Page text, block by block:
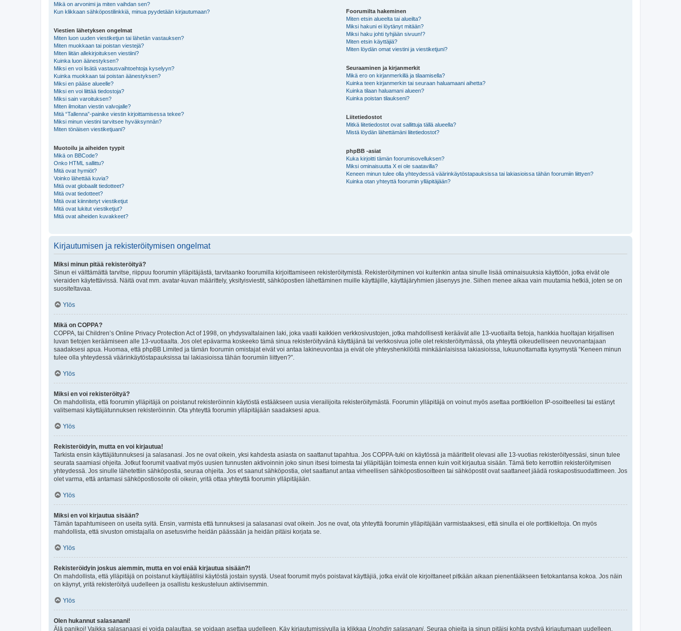
Mikä on arvonimi ja miten vaihdan sen?
Kun klikkaan sähköpostilinkkiä, minua pyydetään kirjautumaan?
Viestien lähetyksen ongelmat
Miten luon uuden viestiketjun tai lähetän vastauksen?
Miten muokkaan tai poistan viestejä?
Miten liitän allekirjoituksen viestiini?
Kuinka luon äänestyksen?
Miksi en voi lisätä vastausvaihtoehtoja kyselyyn?
Kuinka muokkaan tai poistan äänestyksen?
Miksi en pääse alueelle?
Miksi en voi liittää tiedostoja?
Miksi sain varoituksen?
Miten ilmoitan viestin valvojalle?
Mitä “Tallenna”-painike viestin kirjoittamisessa tekee?
Miksi minun viestini tarvitsee hyväksynnän?
Miten tönäisen viestiketjuani?
Muotoilu ja aiheiden tyypit
Mikä on BBCode?
Onko HTML sallittu?
Mitä ovat hymiöt?
Voinko lähettää kuvia?
Mitä ovat globaalit tiedotteet?
Mitä ovat tiedotteet?
Mitä ovat kiinnitetyt viestiketjut
Mitä ovat lukitut viestiketjut?
Mitä ovat aiheiden kuvakkeet?
Foorumilta hakeminen
Miten etsin alueelta tai alueilta?
Miksi hakuni ei löytänyt mitään?
Miksi haku johti tyhjään sivuun!?
Miten etsin käyttäjiä?
Miten löydän omat viestini ja viestiketjuni?
Seuraaminen ja kirjanmerkit
Mikä ero on kirjanmerkillä ja tilaamisella?
Kuinka teen kirjanmerkin tai seuraan haluamaani aihetta?
Kuinka tilaan haluamani alueen?
Kuinka poistan tilaukseni?
Liitetiedostot
Mitkä liitetiedostot ovat sallittuja tällä alueella?
Mistä löydän lähettämäni liitetiedostot?
phpBB -asiat
Kuka kirjoitti tämän foorumisovelluksen?
Miksi ominaisuutta X ei ole saatavilla?
Keneen minun tulee olla yhteydessä väärinkäytöstapauksissa tai lakiasioissa tähän foorumiin liittyen?
Kuinka otan yhteyttä foorumin ylläpitäjään?
Kirjautumisen ja rekisteröitymisen ongelmat
Miksi minun pitää rekisteröityä?
Sinun ei välttämättä tarvitse, riippuu foorumin ylläpitäjästä, tarvitaanko foorumilla kirjoittamiseen rekisteröitymistä. Rekisteröityminen voi kuitenkin antaa sinulle lisää ominaisuuksia käyttöön, jotka eivät ole
vieraiden käytettävissä. Näitä ovat mm. avatar-kuvan määrittely, yksityisviestit, sähköpostien lähettäminen muille käyttäjille, käyttäjäryhmien jäsenyys jne. Siihen menee aikaa vain muutamia hetkiä, joten se on
suositeltavaa.
Ylös
Mikä on COPPA?
COPPA, tai Children’s Online Privacy Protection Act of 1998, on yhdysvaltalainen laki, joka vaatii kaikkien verkkosivustojen, jotka mahdollisesti keräävät alle 13-vuotiailta tietoja, hankkia huoltajan kirjallisen
luvan tietojen keräämiseen alle 13-vuotiaalta. Jos olet epävarma koskeeko tämä sinua rekisteröityvänä käyttäjänä tai verkkosivua jolle olet rekisteröitymässä, ota yhteyttä oikeudelliseen neuvonantajaan
saadaksesi apua. Huomaa, että phpBB Limited ja tämän foorumin omistajat eivät voi antaa lakineuvontaa ja eivät ole yhteyshenkilöitä minkäänlaisissa lakiasioissa, lukuunottamatta kysymystä “Keneen minun
tulee olla yhteydessä väärinkäytöstapauksissa tai lakiasioissa tähän foorumiin liittyen?”.
Ylös
Miksi en voi rekisteröityä?
On mahdollista, että foorumin ylläpitäjä on poistanut rekisteröinnin käytöstä estääkseen uusia vierailijoita rekisteröitymästä. Foorumin ylläpitäjä on voinut myös asettaa porttikiellon IP-osoitteellesi tai estänyt
valitsemasi käyttäjätunnuksen rekisteröinnin. Ota yhteyttä foorumin ylläpitäjään saadaksesi apua.
Ylös
Rekisteröidyin, mutta en voi kirjautua!
Tarkista ensin käyttäjätunnuksesi ja salasanasi. Jos ne ovat oikein, yksi kahdesta asiasta on saattanut tapahtua. Jos COPPA-tuki on käytössä ja määrittelit olevasi alle 13-vuotias rekisteröityessäsi, sinun tulee
seurata saamiasi ohjeita. Jotkut foorumit vaativat myös uusien tunnusten aktivoinnin joko sinun itsesi toimesta tai ylläpitäjän toimesta ennen kuin voit kirjautua sisään. Tämä tieto kerrottiin rekisteröitymisen
yhteydessä. Jos sinulle lähetettiin sähköpostia, seuraa ohjeita. Jos et saanut sähköpostia, olet saattanut antaa virheellisen sähköpostiosoitteen tai sähköpostit ovat saattaneet jäädä roskapostisuodattimeen. Jos
olet varma, että antamasi sähköpostiosoite oli oikein, yritä ottaa yhteyttä foorumin ylläpitäjään.
Ylös
Miksi en voi kirjautua sisään?
Tämän tapahtumiseen on useita syitä. Ensin, varmista että tunnuksesi ja salasanasi ovat oikein. Jos ne ovat, ota yhteyttä foorumin ylläpitäjään varmistaaksesi, että sinulla ei ole porttikieltoja. On myös
mahdollista, että sivuston omistajalla on asetusvirhe heidän päässään ja heidän pitäisi korjata se.
Ylös
Rekisteröidyin joskus aiemmin, mutta en voi enää kirjautua sisään?!
On mahdollista, että ylläpitäjä on poistanut käyttäjätilisi käytöstä jostain syystä. Useat foorumit myös poistavat käyttäjiä, jotka eivät ole kirjoittaneet pitkään aikaan pienentääkseen tietokantansa kokoa. Jos näin
on käynyt, yritä rekisteröityä uudelleen ja osallistu keskusteluun aktiivisemmin.
Ylös
Olen hukannut salasanani!
Älä panikoi! Vaikka salasanaasi ei voida palauttaa, se voidaan asettaa uudelleen. Käy kirjautumissivulla ja klikkaa Unohdin salasanani. Seuraa ohjeita ja sinun pitäisi kohta pystyä kirjautumaan uudelleen.